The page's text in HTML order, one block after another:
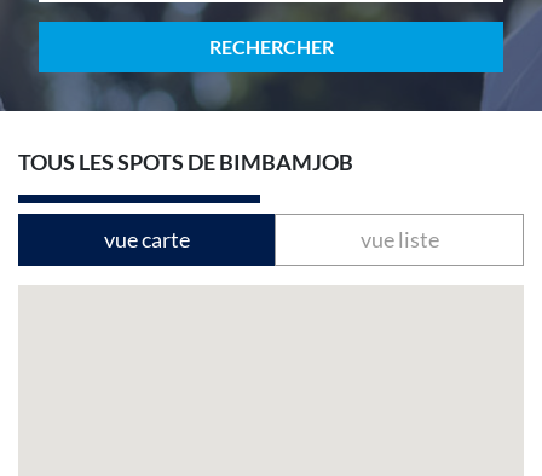
RECHERCHER
TOUS LES SPOTS DE BIMBAMJOB
vue carte vue liste